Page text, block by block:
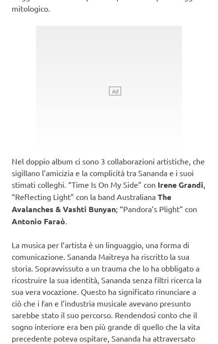
mitologico.
Nel doppio album ci sono 3 collaborazioni artistiche, che
sigillano l’amicizia e la complicità tra Sananda e i suoi
stimati colleghi. “Time Is On My Side” con Irene Grandi
“Reflecting Light” con la band Australiana The
Avalanches & Vashti Bunyan; “Pandora’s Plight” con
Antonio Faraò
La musica per l’artista è un linguaggio, una forma di
comunicazione. Sananda Maitreya ha riscritto la sua
storia. Sopravvissuto a un trauma che lo ha obbligato a
ricostruire la sua identità, Sananda senza filtri ricerca la
sua vera vocazione. Questo ha significato rinunciare a
ciò che i fan e l’industria musicale avevano presunto
sarebbe stato il suo percorso. Rendendosi conto che il
sogno interiore era ben più grande di quello che la vita
precedente poteva ospitare, Sananda ha attraversato